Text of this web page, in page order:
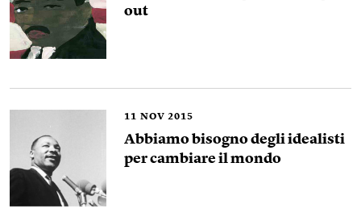
out
11 NOV 2015
Abbiamo bisogno degli idealisti
per cambiare il mondo